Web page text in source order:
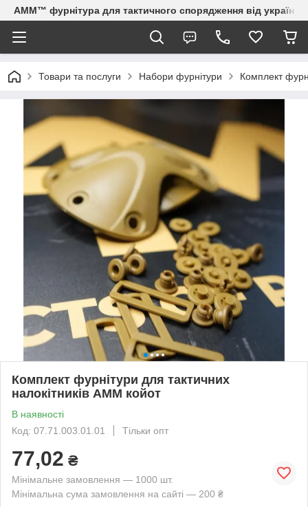
AMM™ фурнітура для тактичного спорядження від
Товари та послуги Набори фурнітури Комплект
Комплект фурнітури для тактичних
налокітників AMM койот
В наявності
Код: 07.71.003.01.01
Тільки опт
77,02 ₴
Мінімальне замовлення — 1000 шт.
Мінімальна сума замовлення на сайті — 200 ₴